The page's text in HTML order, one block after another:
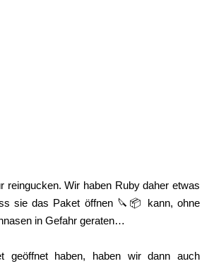
reingucken. Wir haben Ruby daher etwas
sie das Paket öffnen 🔪📦 kann, ohne
in Gefahr geraten…
geöffnet haben, haben wir dann auch